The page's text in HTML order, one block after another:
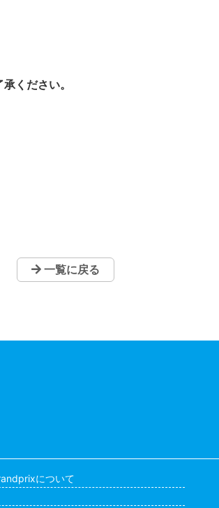
ください。
一覧に戻る
について